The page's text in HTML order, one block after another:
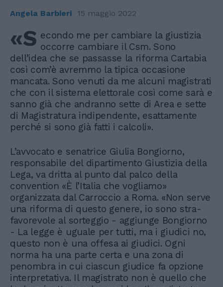
Angela Barbieri 15 maggio 2022
«S econdo me per cambiare la giustizia
occorre cambiare il Csm. Sono
dell’idea che se passasse la riforma Cartabia
così com’è avremmo la tipica occasione
mancata. Sono venuti da me alcuni magistrati
che con il sistema elettorale così come sarà e
sanno già che andranno sette di Area e sette
di Magistratura indipendente, esattamente
perché si sono già fatti i calcoli».
L’avvocato e senatrice Giulia Bongiorno,
responsabile del dipartimento Giustizia della
Lega, va dritta al punto dal palco della
convention «È l’Italia che vogliamo»
organizzata dal Carroccio a Roma. «Non serve
una riforma di questo genere, io sono stra-
favorevole al sorteggio - aggiunge Bongiorno
- La legge è uguale per tutti, ma i giudici no,
questo non è una offesa ai giudici. Ogni
norma ha una parte certa e una zona di
penombra in cui ciascun giudice fa opzione
interpretativa. Il magistrato non è quello che